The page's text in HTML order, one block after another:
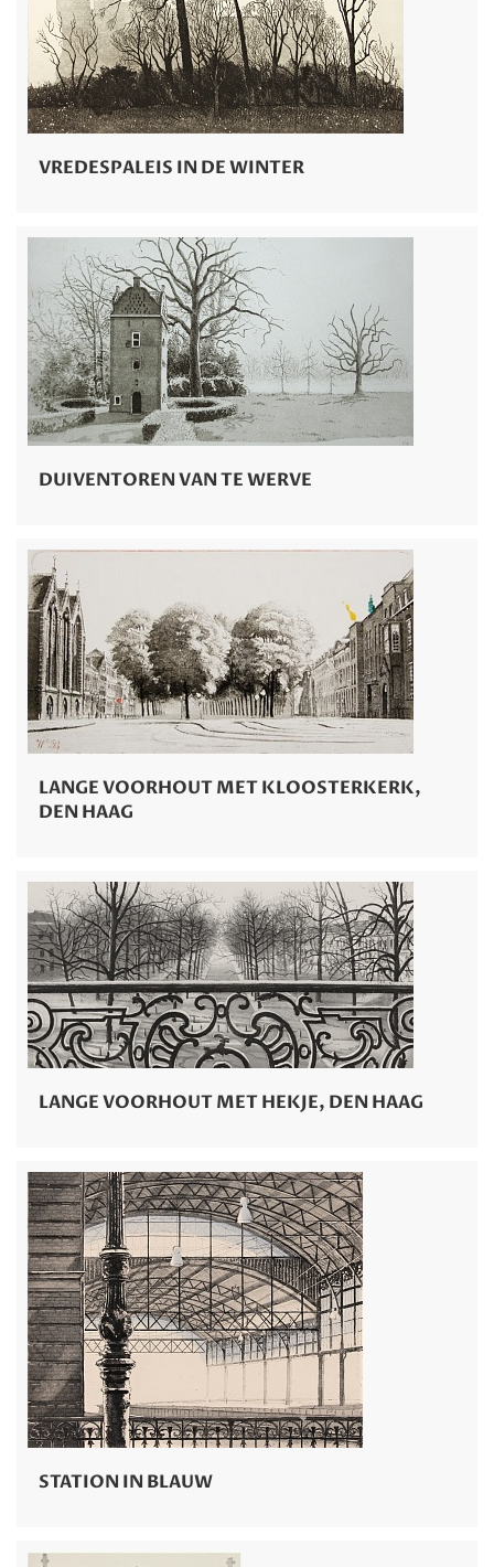
VREDESPALEIS IN DE WINTER
DUIVENTOREN VAN TE WERVE
LANGE VOORHOUT MET KLOOSTERKERK,
DEN HAAG
LANGE VOORHOUT MET HEKJE, DEN HAAG
STATION IN BLAUW